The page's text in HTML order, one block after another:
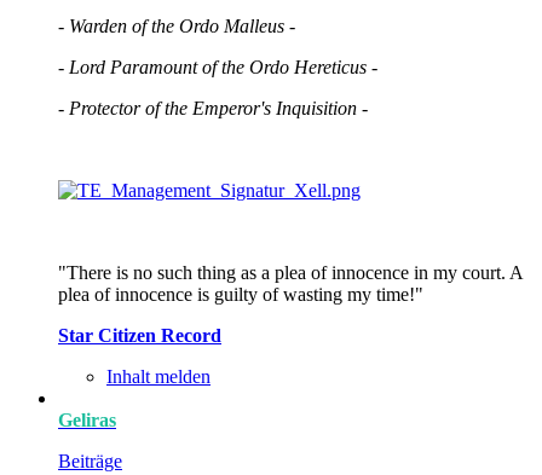
- Warden of the Ordo Malleus -
- Lord Paramount of the Ordo Hereticus -
- Protector of the Emperor's Inquisition -
"There is no such thing as a plea of innocence in my court. A
plea of innocence is guilty of wasting my time!"
Star Citizen Record
Inhalt melden
Geliras
Beiträge